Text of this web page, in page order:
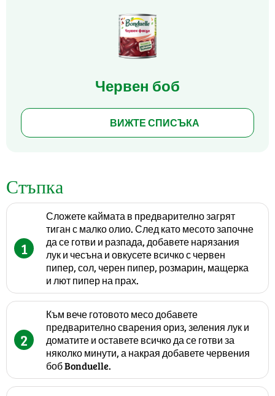
Червен боб
ВИЖТЕ СПИСЪКА
Стъпка
1
Сложете каймата в предварително загрят
тиган с малко олио. След като месото започне
да се готви и разпада, добавете нарязания
лук и чесъна и овкусете всичко с червен
пипер, сол, черен пипер, розмарин, мащерка
и лют пипер на прах.
2
Към вече готовото месо добавете
предварително сварения ориз, зеления лук и
доматите и оставете всичко да се готви за
няколко минути, а накрая добавете червения
боб Bonduelle.